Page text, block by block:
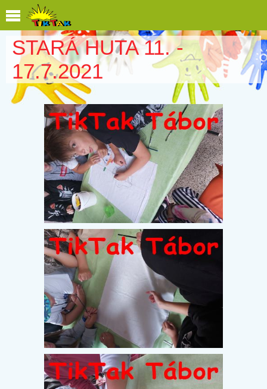
STARÁ HUTA 11. -
17.7.2021